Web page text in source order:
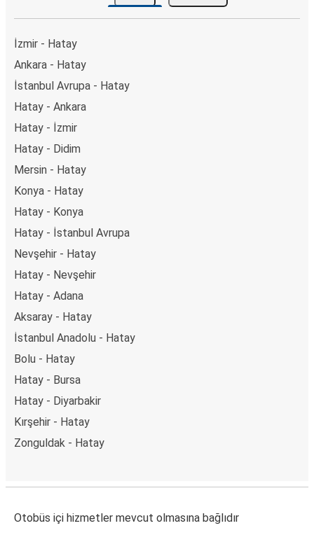
İzmir - Hatay
Ankara - Hatay
İstanbul Avrupa - Hatay
Hatay - Ankara
Hatay - İzmir
Hatay - Didim
Mersin - Hatay
Konya - Hatay
Hatay - Konya
Hatay - İstanbul Avrupa
Nevşehir - Hatay
Hatay - Nevşehir
Hatay - Adana
Aksaray - Hatay
İstanbul Anadolu - Hatay
Bolu - Hatay
Hatay - Bursa
Hatay - Diyarbakir
Kırşehir - Hatay
Zonguldak - Hatay
Otobüs içi hizmetler mevcut olmasına bağlıdır